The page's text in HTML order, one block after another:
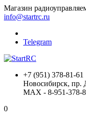
Магазин
info@startrc.ru
Telegram
+7 (951) 378-81-61
Новосибирск, пр.
MAX - 8-951-378-
0